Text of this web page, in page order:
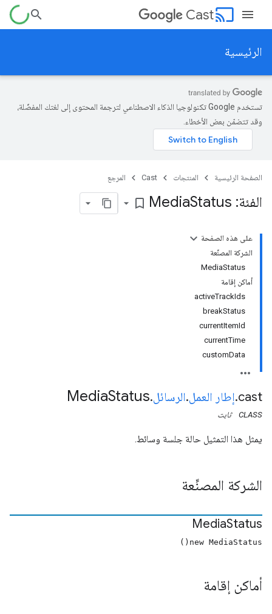
cast
Cast
الرئيسية
تستخدم Google تكنولوجيا الذكاء الاصطناعي لترجمة المحتوى إلى لغتك المفضّلة،
وقد تتضمّن بعض الأخطاء.
الصفحة الرئيسية المنتجات Cast المرجع
الفئة: Media Status
bookmark_border
على هذه الصفحة
الشركة المصنِّعة
MediaStatus
أماكن إقامة
activeTrackIds
breakStatus
currentItemId
currentTime
customData
cast
.إطار العمل.الرسائل.
MediaStatus
CLASS ثابت
يمثل هذا التمثيل حالة جلسة وسائط.
الشركة المصنِّعة
MediaStatus
new MediaStatus()
أماكن إقامة